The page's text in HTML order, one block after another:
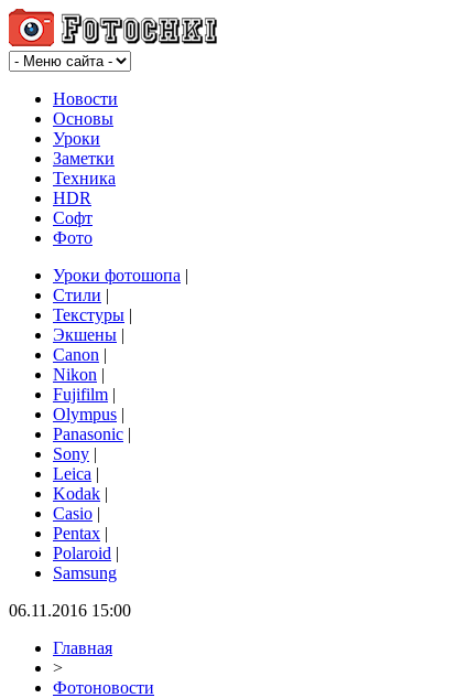
Новости
Основы
Уроки
Заметки
Техника
HDR
Софт
Фото
Уроки фотошопа |
Стили |
Текстуры |
Экшены |
Canon |
Nikon |
Fujifilm |
Olympus |
Panasonic |
Sony |
Leica |
Kodak |
Casio |
Pentax |
Polaroid |
Samsung
06.11.2016 15:00
Главная
>
Фотоновости